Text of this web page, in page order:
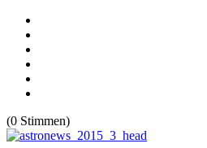
(0 Stimmen)